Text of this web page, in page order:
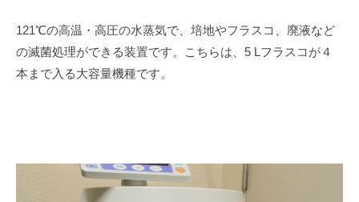
121℃の高温・高圧の水蒸気で、培地やフラスコ、廃液など
の滅菌処理ができる装置です。こちらは、5 Lフラスコが４
本まで入る大容量機種です。